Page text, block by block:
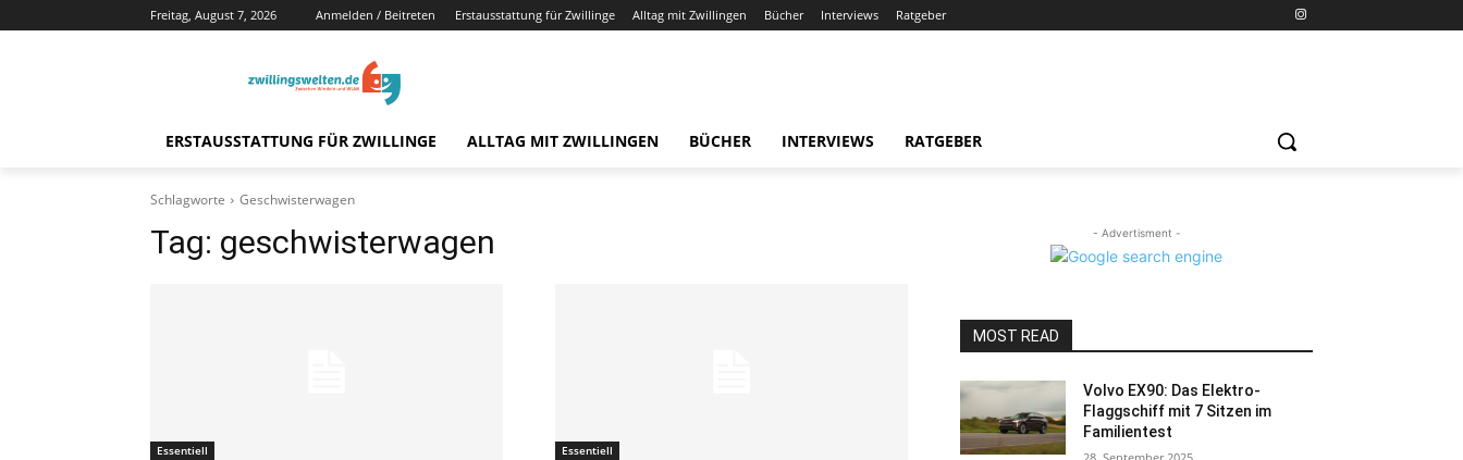
Freitag, August 7, 2026 Anmelden / Beitreten Erstausstattung für Zwillinge Alltag mit Zwillingen Bücher Interviews Ratgeber
ERSTAUSSTATTUNG FÜR ZWILLINGE ALLTAG MIT ZWILLINGEN BÜCHER INTERVIEWS RATGEBER
Schlagworte Geschwisterwagen
Tag: geschwisterwagen
Essentiell Essentiell
- Advertisment -
MOST READ
Volvo EX90: Das Elektro-
Flaggschiff mit 7 Sitzen im
Familientest